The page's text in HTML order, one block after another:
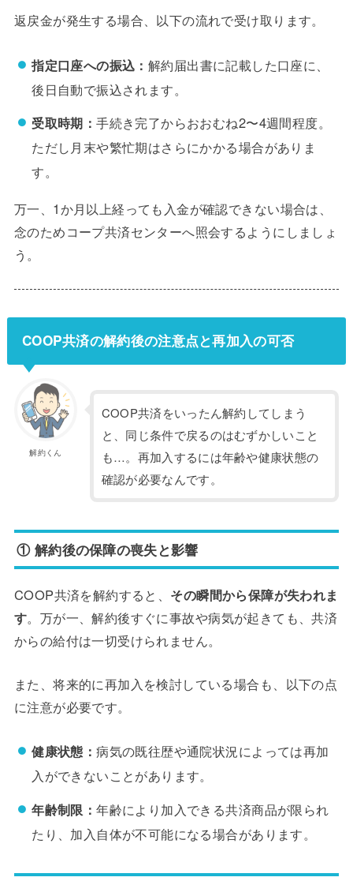
返戻金が発生する場合、以下の流れで受け取ります。
指定口座への振込： 解約届出書に記載した口座に、
後日自動で振込されます。
受取時期：手続き完了からおおむね2〜4週間程度。
ただし月末や繁忙期はさらにかかる場合がありま
す。
万一、1か月以上経っても入金が確認できない場合は、
念のためコープ共済センターへ照会するようにしましょ
う。
COOP共済の解約後の注意点と再加入の可否
解約くん
COOP共済をいったん解約してしまう
と、同じ条件で戻るのはむずかしいこと
も…。再加入するには年齢や健康状態の
確認が必要なんです。
① 解約後の保障の喪失と影響
COOP共済を解約すると、 その瞬間から保障が失われま
す。万が一、解約後すぐに事故や病気が起きても、共済
からの給付は一切受けられません。
また、将来的に再加入を検討している場合も、以下の点
に注意が必要です。
健康状態：病気の既往歴や通院状況によっては再加
入ができないことがあります。
年齢制限：年齢により加入できる共済商品が限られ
たり、加入自体が不可能になる場合があります。